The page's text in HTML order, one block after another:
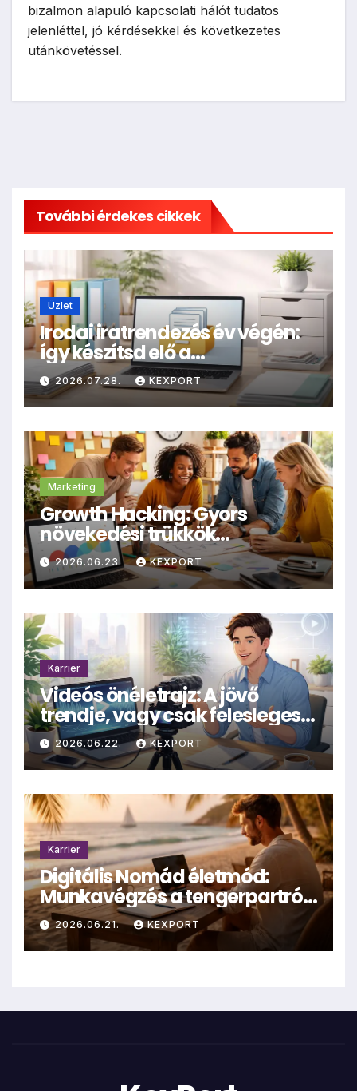
bizalmon alapuló kapcsolati hálót tudatos
jelenléttel, jó kérdésekkel és következetes
utánkövetéssel.
További érdekes cikkek
Üzlet
Irodai iratrendezés év végén:
így készítsd elő a
dokumentumokat
archiválásra
2026.07.28. KEXPORT
Marketing
Growth Hacking: Gyors
növekedési trükkök
kisvállalkozásoknak
2026.06.23. KEXPORT
Karrier
Videós önéletrajz: A jövő
trendje, vagy csak felesleges
hűhó?
2026.06.22. KEXPORT
Karrier
Digitális Nomád életmód:
Munkavégzés a tengerpartról
– valóság vagy mítosz?
2026.06.21. KEXPORT